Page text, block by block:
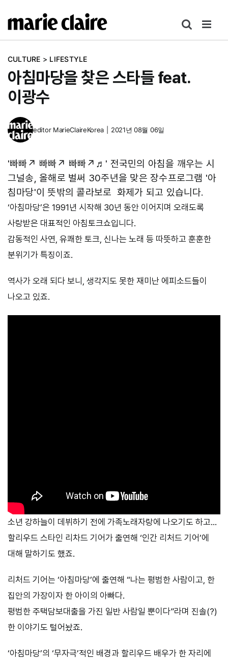
텐
건CULTURE > LIFESTYLE
아침마당을 찾은 스타들 feat.
이광수
editor MarieClaireKorea 2021년 08월 06일
'빠빠↗ 빠빠↗ 빠빠↗♬' 전국민의 아침을 깨우는 시
그널송, 올해로 벌써 30주년을 맞은 장수프로그램 '아
침마당'이 뜻밖의 콜라보로 화제가 되고 있습니다.
‘아침마당’은 1991년 시작해 30년 동안 이어지며 오래도록
사랑받은 대표적인 아침토크쇼입니다.
감동적인 사연, 유쾌한 토크, 신나는 노래 등 따뜻하고 훈훈한
분위기가 특징이죠.
역사가 오래 되다 보니, 생각지도 못한 재미난 에피소드들이
나오고 있죠.
소년 강하늘이 데뷔하기 전에 가족노래자랑에 나오기도 하고…
할리우드 스타인 리차드 기어가 출연해 ‘인간 리처드 기어’에
대해 말하기도 했죠.
리처드 기어는 ‘아침마당’에 출연해 “나는 평범한 사람이고, 한
집안의 가장이자 한 아이의 아빠다.
평범한 주택담보대출을 가진 일반 사람일 뿐이다”라며 진솔(?)
한 이야기도 털어놨죠.
‘아침마당’의 ‘무자극’적인 배경과 할리우드 배우가 한 자리에